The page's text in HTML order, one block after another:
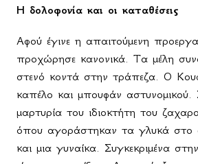
Η δολοφονία και οι καταθέσεις
Αφού έγινε η απαιτούμενη
προχώρησε κανονικά. Τα μέλη
στενό κοντά στην τράπεζα. Ο
καπέλο και μπουφάν
μαρτυρία του ιδιοκτήτη του
όπου αγοράστηκαν τα γλυκά στο
και μια γυναίκα. Συγκεκριμένα